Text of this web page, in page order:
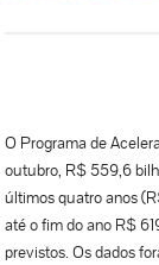
O Programa de
outubro, R$ 559,6
últimos quatro anos
até o fim do ano R$
previstos. Os dados